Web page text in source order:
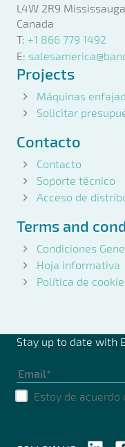
L4W 2R9
Canada
T: +1 866 779 1492
E:
Projects
Máquinas
Solicitar
Contacto
Contacto
Soporte técnico
Acceso de
Terms and
Condiciones
Hoja informativa
Política de
Stay up to date with
Estoy de acuerdo